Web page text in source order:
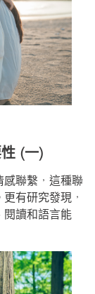
(一)
感聯繫，這種聯
有研究發現，
閱讀和語言能